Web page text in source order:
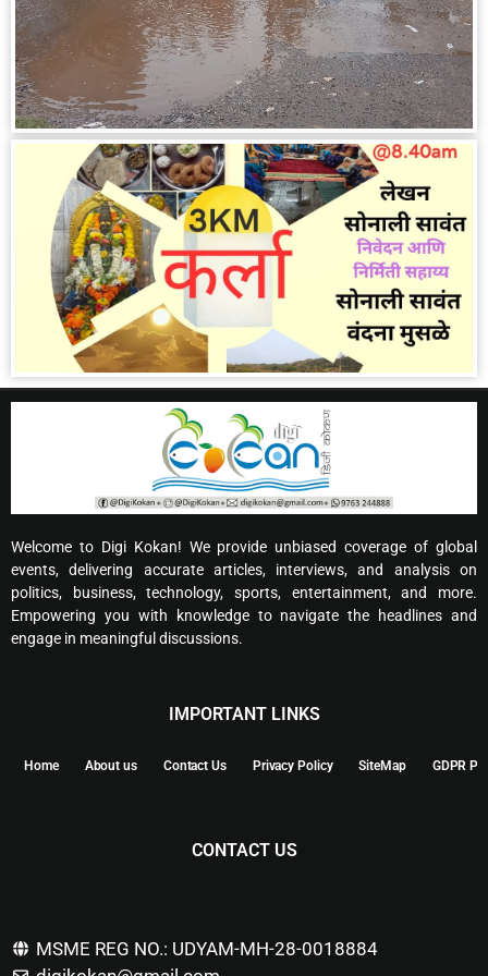
Welcome to Digi Kokan! We provide unbiased coverage of global
events, delivering accurate articles, interviews, and analysis on
politics, business, technology, sports, entertainment, and more.
Empowering you with knowledge to navigate the headlines and
engage in meaningful discussions.
IMPORTANT LINKS
Home About us Contact Us Privacy Policy SiteMap GDPR
CONTACT US
MSME REG NO.: UDYAM-MH-28-0018884